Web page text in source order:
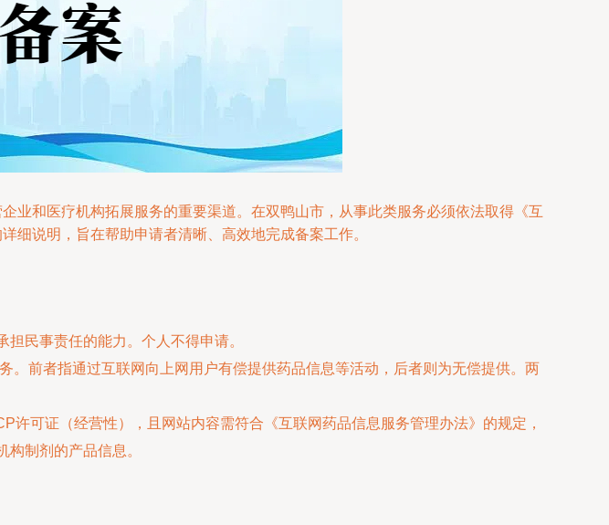
业和医疗机构拓展服务的重要渠道。在双鸭山市，从事此类服务必须依法取得《互
细说明，旨在帮助申请者清晰、高效地完成备案工作。
民事责任的能力。个人不得申请。
。前者指通过互联网向上网用户有偿提供药品信息等活动，后者则为无偿提供。两
许可证（经营性），且网站内容需符合《互联网药品信息服务管理办法》的规定，
制剂的产品信息。